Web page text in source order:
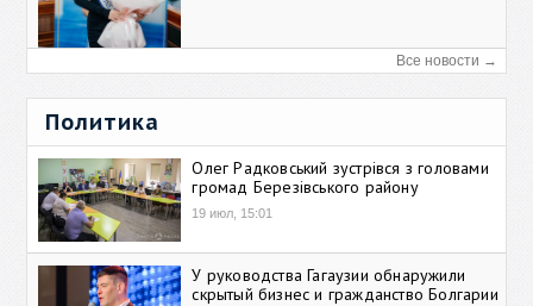
Все новости →
Политика
Олег Радковський зустрівся з головами
громад Березівського району
19 июл, 15:01
У руководства Гагаузии обнаружили
скрытый бизнес и гражданство Болгарии